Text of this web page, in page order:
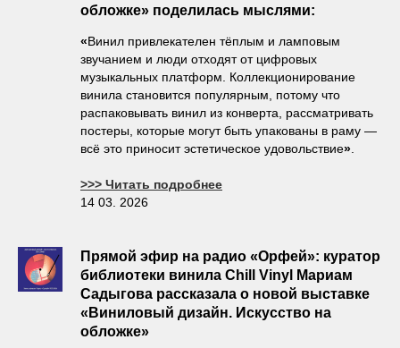
обложке» поделилась мыслями:
«Винил привлекателен тёплым и ламповым
звучанием и люди отходят от цифровых
музыкальных платформ. Коллекционирование
винила становится популярным, потому что
распаковывать винил из конверта, рассматривать
постеры, которые могут быть упакованы в раму —
всё это приносит эстетическое удовольствие»
>>> Читать подробнее
14 03. 2026
Прямой эфир на радио «Орфей»: куратор
библиотеки винила Chill Vinyl Мариам
Садыгова рассказала о новой выставке
«Виниловый дизайн. Искусство на
обложке»